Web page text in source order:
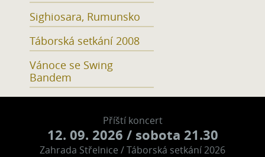
Sighiosara, Rumunsko
Táborská setkání 2008
Vánoce se Swing
Bandem
Příští koncert
12. 09. 2026 / sobota 21.30
Zahrada Střelnice / Táborská setkání 2026